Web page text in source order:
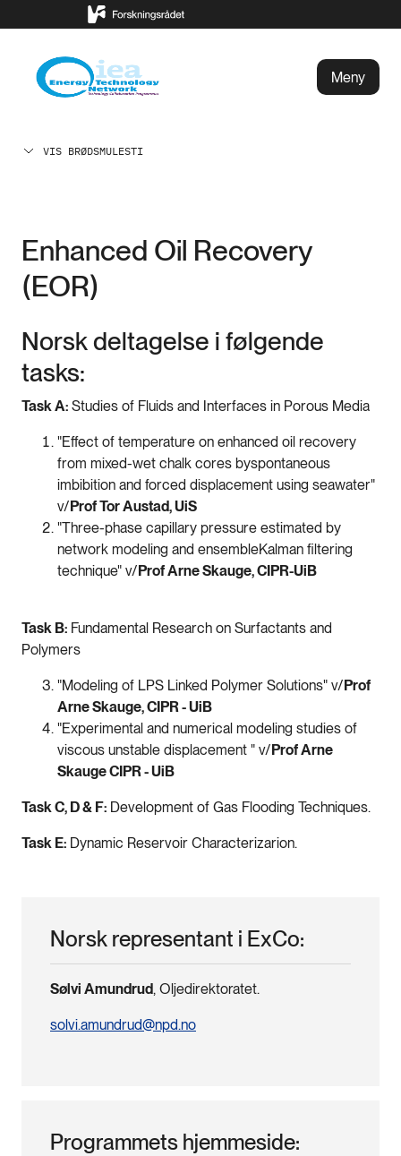
Meny
VIS BRØDSMULESTI
Enhanced Oil Recovery
(EOR)
Norsk deltagelse i følgende
tasks:
Task A: Studies of Fluids and Interfaces in Porous Media
"Effect of temperature on enhanced oil recovery
from mixed-wet chalk cores byspontaneous
imbibition and forced displacement using seawater"
v/Prof Tor Austad, UiS
"Three-phase capillary pressure estimated by
network modeling and ensembleKalman filtering
technique" v/ProfArne Skauge, CIPR-UiB
Task B: Fundamental Research on Surfactants and
Polymers
"Modeling of LPS Linked Polymer Solutions" v/Prof
Arne Skauge, CIPR - UiB
"Experimental and numerical modeling studies of
viscous unstable displacement " v/Prof Arne
Skauge CIPR - UiB
Task C, D & F: Development of Gas Flooding Techniques.
Task E: Dynamic Reservoir Characterizarion.
Norsk representant i ExCo:
Sølvi Amundrud, Oljedirektoratet.
solvi.amundrud@npd.no
Programmets hjemmeside: